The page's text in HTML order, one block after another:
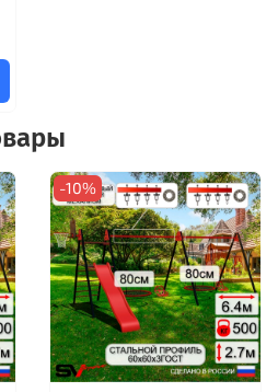
-10%